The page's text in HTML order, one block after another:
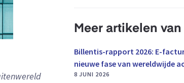
Meer artikelen van
Billentis-rapport 2026: E-
nieuwe fase van wereldwijde
8 JUNI 2026